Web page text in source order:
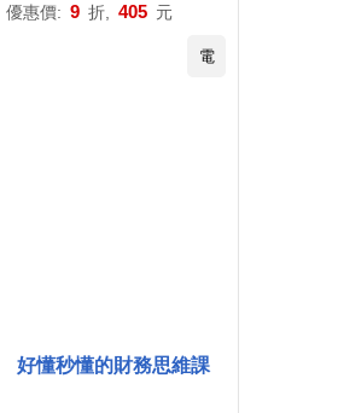
優惠價: 9 折, 405 元
電
好懂秒懂的財務思維課